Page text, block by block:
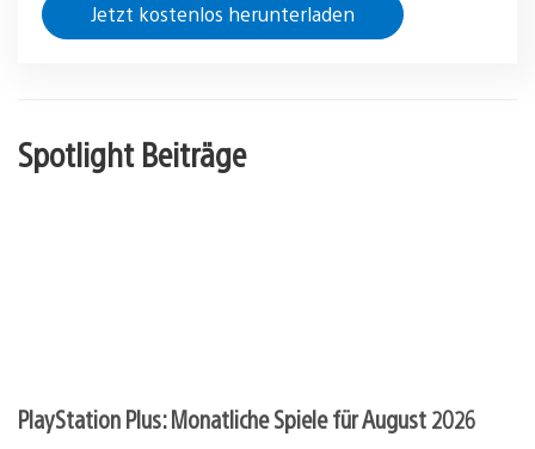
Jetzt kostenlos herunterladen
Spotlight Beiträge
PlayStation Plus: Monatliche Spiele für August 2026